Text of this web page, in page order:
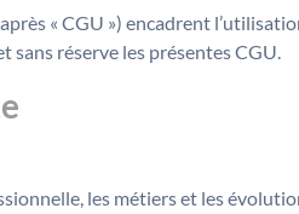
« CGU ») encadrent
sans réserve les présentes CGU.
les métiers et les